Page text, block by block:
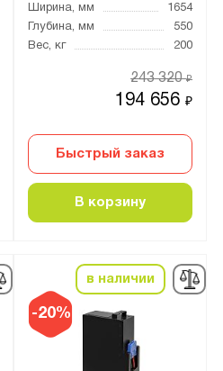
Ширина, мм
1654
Глубина, мм
550
Вес, кг
200
194 656₽
243 320₽
Быстрый заказ
В корзину
-20%
в наличии